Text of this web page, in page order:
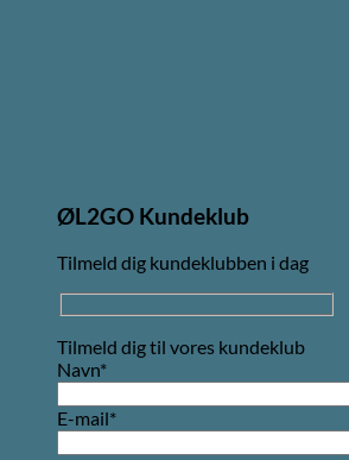
ØL2GO Kundeklub
Tilmeld dig kundeklubben i dag
Tilmeld dig til vores kundeklub
Navn*
E-mail*